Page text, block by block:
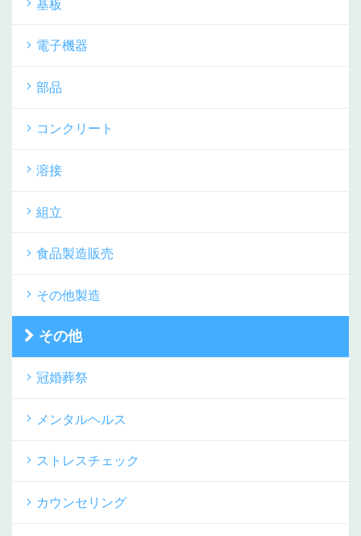
基板
電子機器
部品
コンクリート
溶接
組立
食品製造販売
その他製造
その他
冠婚葬祭
メンタルヘルス
ストレスチェック
カウンセリング